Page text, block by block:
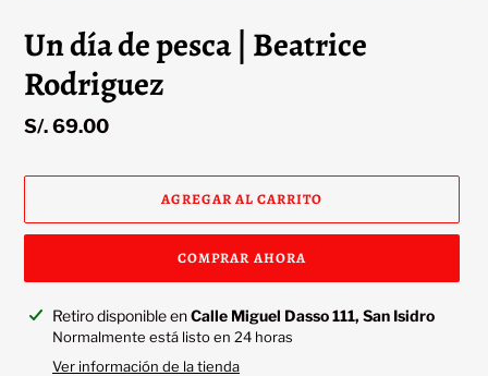
Un día de pesca | Beatrice
Rodriguez
Precio
S/. 69.00
AGREGAR AL CARRITO
COMPRAR AHORA
Agregando
producto
Retiro disponible enCalle Miguel Dasso 111, San Isidro
Normalmente está listo en 24 horas
Ver información de la tienda